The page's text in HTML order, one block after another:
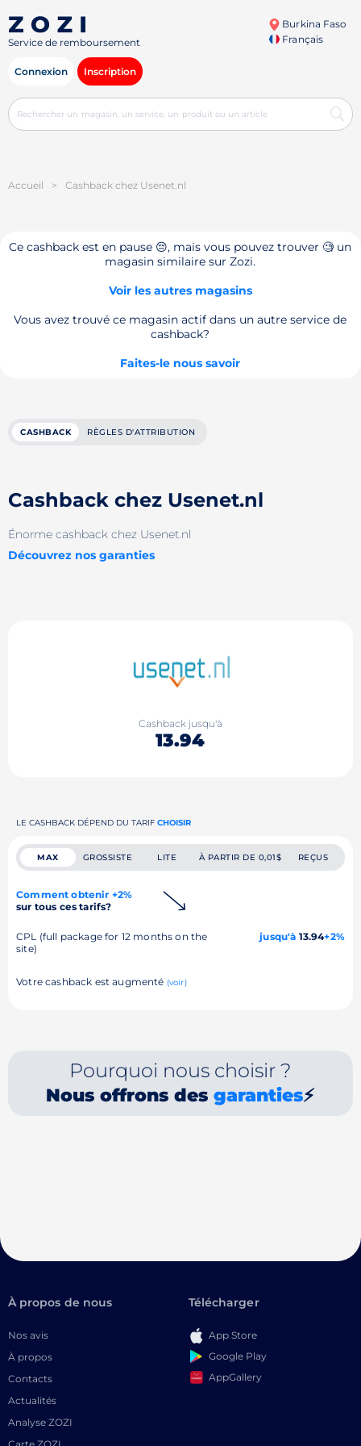
Service de remboursement
Burkina Faso
Français
Connexion Inscription
Accueil > Cashback chez Usenet.nl
Ce cashback est en pause 😔, mais vous pouvez trouver 🧐 un
magasin similaire sur Zozi.
Voir les autres magasins
Vous avez trouvé ce magasin actif dans un autre service de
cashback?
Faites-le nous savoir
CASHBACK RÈGLES D'ATTRIBUTION
Cashback chez Usenet.nl
Énorme cashback chez Usenet.nl
Découvrez nos garanties
Cashback jusqu'à
13.94
LE CASHBACK DÉPEND DU TARIF CHOISIR
MAX GROSSISTE LITE À PARTIR DE 0,01$ REÇUS
Comment obtenir +2%
sur tous ces tarifs?
CPL (full package for 12 months on the
site)
jusqu'à 13.94+2%
Votre cashback est augmenté (voir)
Pourquoi nous choisir ?
Nous offrons desgaranties⚡
À propos de nous
Nos avis
À propos
Contacts
Actualités
Analyse ZOZI
Télécharger
App Store
Google Play
AppGallery